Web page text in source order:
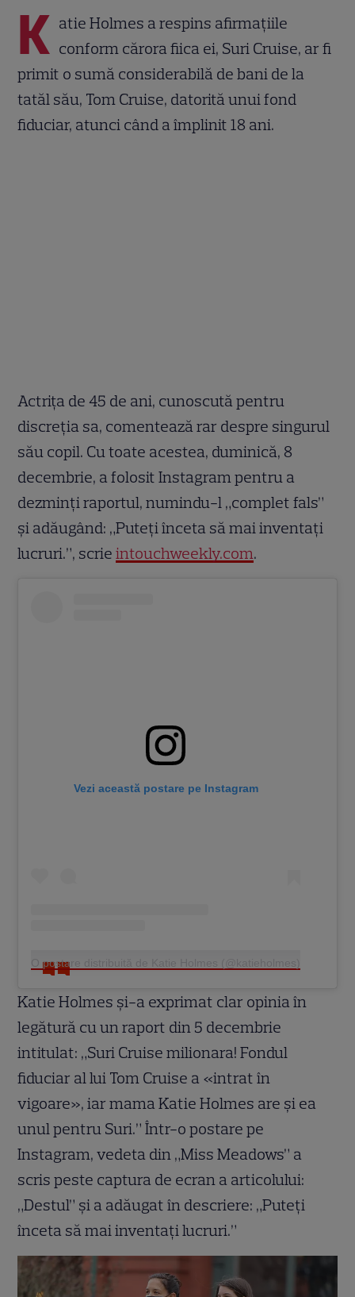
K atie Holmes a respins afirmațiile
conform cărora fiica ei, Suri Cruise, ar fi
primit o sumă considerabilă de bani de la
tatăl său, Tom Cruise, datorită unui fond
fiduciar, atunci când a împlinit 18 ani.
Actrița de 45 de ani, cunoscută pentru
discreția sa, comentează rar despre singurul
său copil. Cu toate acestea, duminică, 8
decembrie, a folosit Instagram pentru a
dezminți raportul, numindu-l „complet fals”
și adăugând: „Puteți înceta să mai inventați
lucruri.”, scrieintouchweekly.com.
Vezi această postare pe Instagram
O postare distribuită de Katie Holmes (@katieholmes)
Katie Holmes și-a exprimat clar opinia în
legătură cu un raport din 5 decembrie
intitulat: „Suri Cruise milionara! Fondul
fiduciar al lui Tom Cruise a «intrat în
vigoare», iar mama Katie Holmes are și ea
unul pentru Suri.” Într-o postare pe
Instagram, vedeta din „Miss Meadows” a
scris peste captura de ecran a articolului:
„Destul” și a adăugat în descriere: „Puteți
înceta să mai inventați lucruri.”